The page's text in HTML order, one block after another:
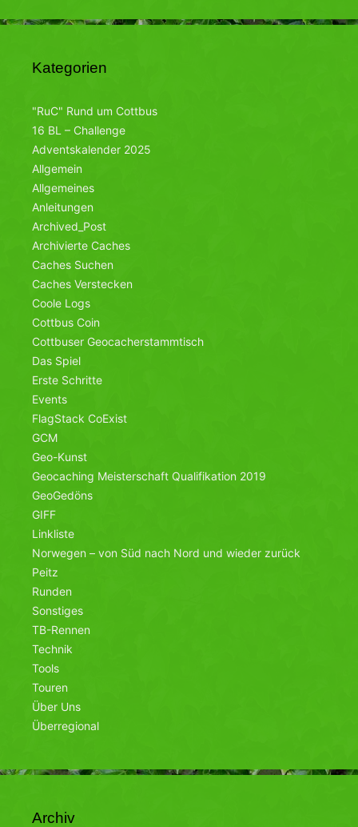
Kategorien
"RuC" Rund um Cottbus
16 BL – Challenge
Adventskalender 2025
Allgemein
Allgemeines
Anleitungen
Archived_Post
Archivierte Caches
Caches Suchen
Caches Verstecken
Coole Logs
Cottbus Coin
Cottbuser Geocacherstammtisch
Das Spiel
Erste Schritte
Events
FlagStack CoExist
GCM
Geo-Kunst
Geocaching Meisterschaft Qualifikation 2019
GeoGedöns
GIFF
Linkliste
Norwegen – von Süd nach Nord und wieder zurück
Peitz
Runden
Sonstiges
TB-Rennen
Technik
Tools
Touren
Über Uns
Überregional
Archiv